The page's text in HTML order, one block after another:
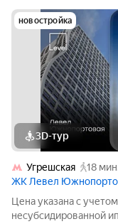
новостройка
3D-тур
Угрешская
18
ЖК Левел
Цена указана с
несубсидированной